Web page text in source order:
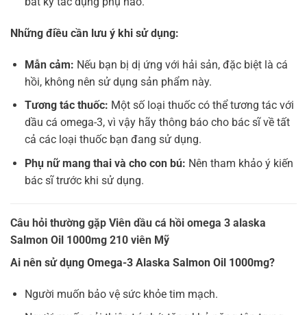
Những điều cần lưu ý khi sử dụng:
Mẫn cảm: Nếu bạn bị dị ứng với hải sản, đặc biệt là cá
hồi, không nên sử dụng sản phẩm này.
Tương tác thuốc: Một số loại thuốc có thể tương tác với
dầu cá omega-3, vì vậy hãy thông báo cho bác sĩ về tất
cả các loại thuốc bạn đang sử dụng.
Phụ nữ mang thai và cho con bú: Nên tham khảo ý kiến
bác sĩ trước khi sử dụng.
Câu hỏi thường gặp Viên dầu cá hồi omega 3 alaska
Salmon Oil 1000mg 210 viên Mỹ
Ai nên sử dụng Omega-3 Alaska Salmon Oil 1000mg?
Người muốn bảo vệ sức khỏe tim mạch.